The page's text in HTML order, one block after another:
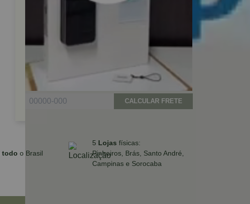
CALCULAR FRETE
todo o Brasil
5 Lojas físicas:
Pinheiros, Brás, Santo André,
Campinas e Sorocaba